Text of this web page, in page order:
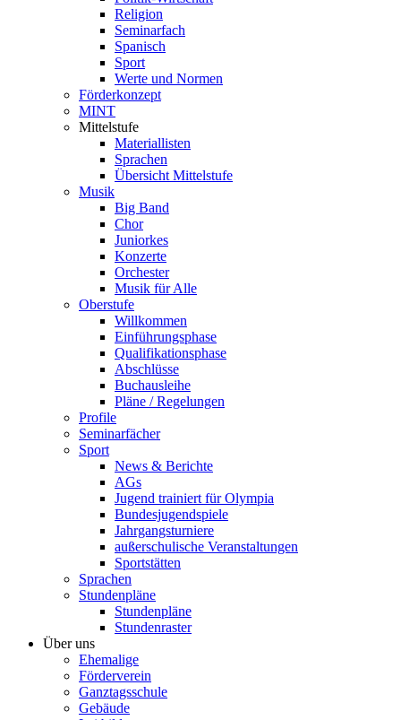
Religion
Seminarfach
Spanisch
Sport
Werte und Normen
Förderkonzept
MINT
Mittelstufe
Materiallisten
Sprachen
Übersicht Mittelstufe
Musik
Big Band
Chor
Juniorkes
Konzerte
Orchester
Musik für Alle
Oberstufe
Willkommen
Einführungsphase
Qualifikationsphase
Abschlüsse
Buchausleihe
Pläne / Regelungen
Profile
Seminarfächer
Sport
News & Berichte
AGs
Jugend trainiert für Olympia
Bundesjugendspiele
Jahrgangsturniere
außerschulische Veranstaltungen
Sportstätten
Sprachen
Stundenpläne
Stundenpläne
Stundenraster
Über uns
Ehemalige
Förderverein
Ganztagsschule
Gebäude